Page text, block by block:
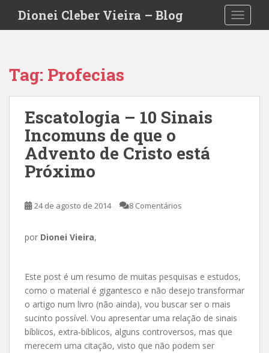
i
Dionei Cleber Vieira – Blog
Tag: Profecias
Escatologia – 10 Sinais
Incomuns de que o
Advento de Cristo está
Próximo
24 de agosto de 2014 8 Comentários
por Dionei Vieira,
Este post é um resumo de muitas pesquisas e estudos,
como o material é gigantesco e não desejo transformar
o artigo num livro (não ainda), vou buscar ser o mais
sucinto possível. Vou apresentar uma relação de sinais
bíblicos, extra-bíblicos, alguns controversos, mas que
merecem uma citação, visto que não podem ser